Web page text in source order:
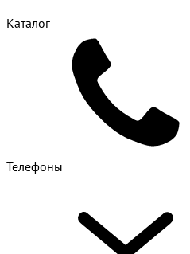
Каталог
Телефоны